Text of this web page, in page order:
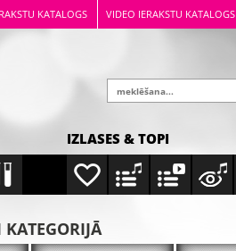
KATALOGS VIDEO IERAKSTU KATALOGS
IZLASES & TOPI